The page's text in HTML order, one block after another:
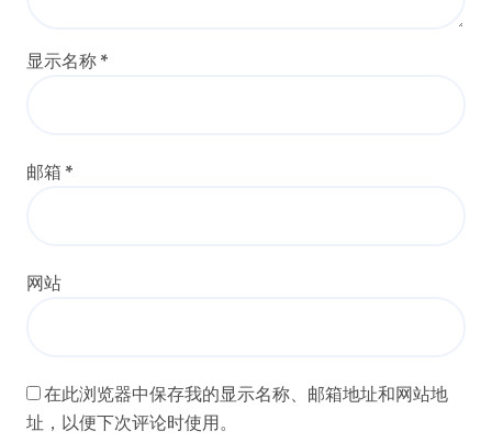
显示名称 *
邮箱 *
网站
在此浏览器中保存我的显示名称、邮箱地址和网站地
址，以便下次评论时使用。